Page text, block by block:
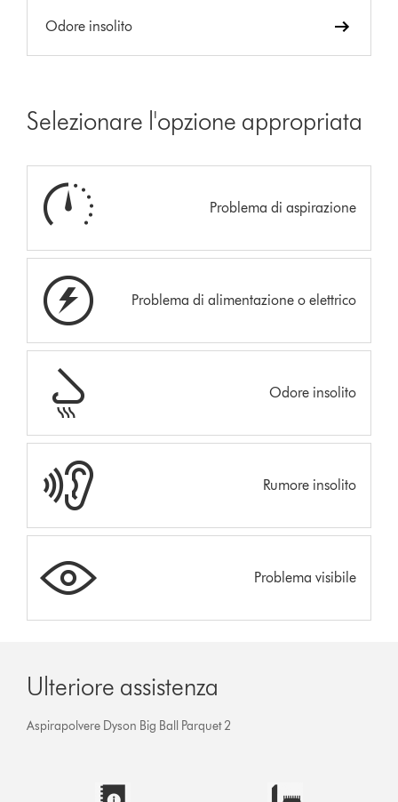
Odore insolito
Selezionare l'opzione appropriata
Problema di aspirazione
Problema di alimentazione o elettrico
Odore insolito
Rumore insolito
Problema visibile
Ulteriore assistenza
Aspirapolvere Dyson Big Ball Parquet 2